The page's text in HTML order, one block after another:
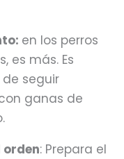
en los perros
es más. Es
seguir
ganas de
orden: Prepara el